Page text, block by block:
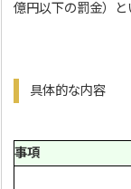
億円以下の罰金）と
具体的な内容
事項